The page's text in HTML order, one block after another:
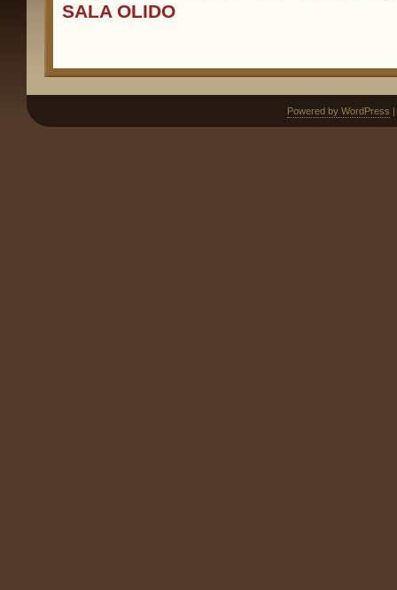
SALA OLIDO
Powered by WordPress |